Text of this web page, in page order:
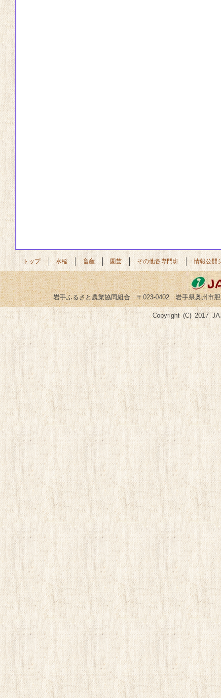
トップ 水稲 畜産 園芸 その他各専門班 情報公開
岩手ふるさと農業協同組合 〒023-0402 岩手県奥州市
Copyright (C) 2017